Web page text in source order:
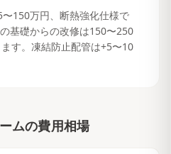
150万円、断熱強化仕様で
基礎からの改修は150〜250
す。凍結防止配管は+5〜10
ムの費用相場